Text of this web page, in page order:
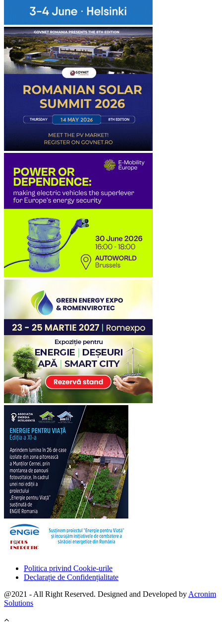
Politica privind Cookie-urile
Declarație de Confidențialitate
@2021 - All Right Reserved. Designed and Developed by Acronim
Solutions